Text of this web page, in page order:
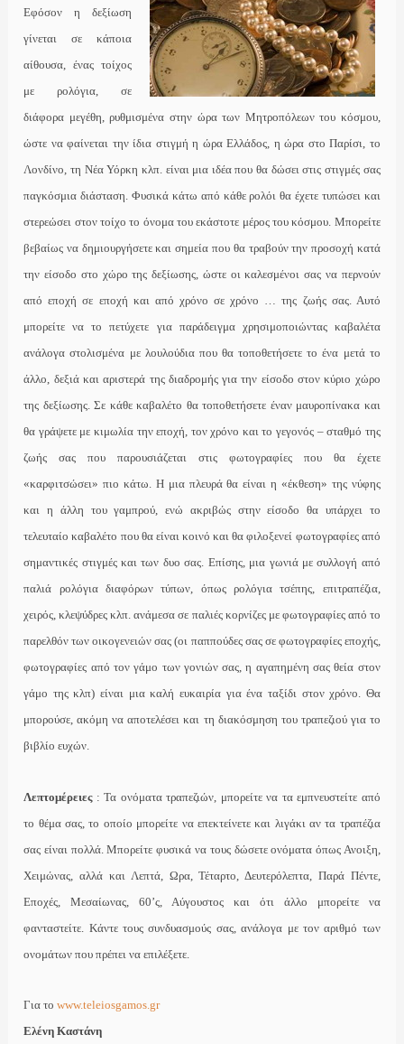
Εφόσον η δεξίωση
γίνεται σε κάποια
αίθουσα, ένας τοίχος
με ρολόγια, σε
διάφορα μεγέθη, ρυθμισμένα στην ώρα των Μητροπόλεων του κόσμου,
ώστε να φαίνεται την ίδια στιγμή η ώρα Ελλάδος, η ώρα στο Παρίσι, το
Λονδίνο, τη Νέα Υόρκη κλπ. είναι μια ιδέα που θα δώσει στις στιγμές σας
παγκόσμια διάσταση. Φυσικά κάτω από κάθε ρολόι θα έχετε τυπώσει και
στερεώσει στον τοίχο το όνομα του εκάστοτε μέρος του κόσμου. Μπορείτε
βεβαίως να δημιουργήσετε και σημεία που θα τραβούν την προσοχή κατά
την είσοδο στο χώρο της δεξίωσης, ώστε οι καλεσμένοι σας να περνούν
από εποχή σε εποχή και από χρόνο σε χρόνο … της ζωής σας. Αυτό
μπορείτε να το πετύχετε για παράδειγμα χρησιμοποιώντας καβαλέτα
ανάλογα στολισμένα με λουλούδια που θα τοποθετήσετε το ένα μετά το
άλλο, δεξιά και αριστερά της διαδρομής για την είσοδο στον κύριο χώρο
της δεξίωσης. Σε κάθε καβαλέτο θα τοποθετήσετε έναν μαυροπίνακα και
θα γράψετε με κιμωλία την εποχή, τον χρόνο και το γεγονός – σταθμό της
ζωής σας που παρουσιάζεται στις φωτογραφίες που θα έχετε
«καρφιτσώσει» πιο κάτω. Η μια πλευρά θα είναι η «έκθεση» της νύφης
και η άλλη του γαμπρού, ενώ ακριβώς στην είσοδο θα υπάρχει το
τελευταίο καβαλέτο που θα είναι κοινό και θα φιλοξενεί φωτογραφίες από
σημαντικές στιγμές και των δυο σας. Επίσης, μια γωνιά με συλλογή από
παλιά ρολόγια διαφόρων τύπων, όπως ρολόγια τσέπης, επιτραπέζια,
χειρός, κλεψύδρες κλπ. ανάμεσα σε παλιές κορνίζες με φωτογραφίες από το
παρελθόν των οικογενειών σας (οι παππούδες σας σε φωτογραφίες εποχής,
φωτογραφίες από τον γάμο των γονιών σας, η αγαπημένη σας θεία στον
γάμο της κλπ) είναι μια καλή ευκαιρία για ένα ταξίδι στον χρόνο. Θα
μπορούσε, ακόμη να αποτελέσει και τη διακόσμηση του τραπεζιού για το
βιβλίο ευχών.
Λεπτομέρειες: Τα ονόματα τραπεζιών, μπορείτε να τα εμπνευστείτε από
το θέμα σας, το οποίο μπορείτε να επεκτείνετε και λιγάκι αν τα τραπέζια
σας είναι πολλά. Μπορείτε φυσικά να τους δώσετε ονόματα όπως Ανοιξη,
Χειμώνας, αλλά και Λεπτά, Ωρα, Τέταρτο, Δευτερόλεπτα, Παρά Πέντε,
Εποχές, Μεσαίωνας, 60’ς, Αύγουστος και ότι άλλο μπορείτε να
φανταστείτε. Κάντε τους συνδυασμούς σας, ανάλογα με τον αριθμό των
ονομάτων που πρέπει να επιλέξετε.
Για τοwww.teleiosgamos.gr
Ελένη Καστάνη